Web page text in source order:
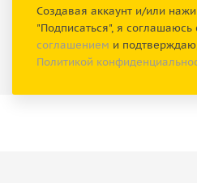
Создавая аккаунт и/или
"Подписаться", я соглашаюсь
соглашением и
Политикой